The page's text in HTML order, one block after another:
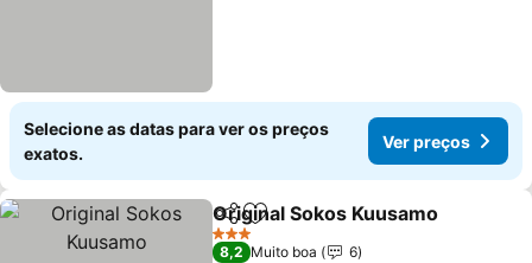
Selecione as datas para ver os preços
exatos.
Ver preços
PartilharAdicionar aos favoritos
Original Sokos Kuusamo
3 Estrelas
8,2 Muito boa
6